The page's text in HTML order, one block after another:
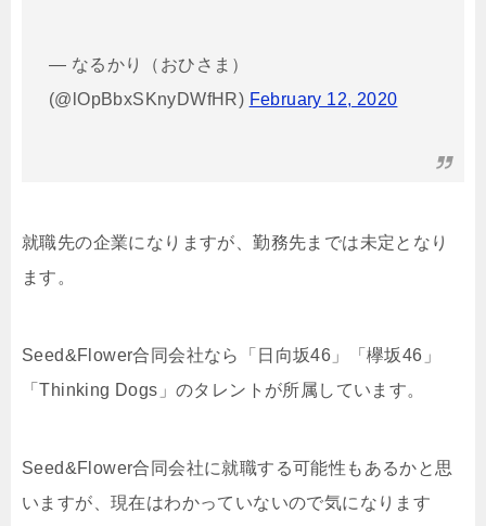
— なるかり（おひさま）
(@lOpBbxSKnyDWfHR) February 12, 2020
就職先の企業になりますが、勤務先までは未定となり
ます。
Seed&Flower合同会社なら「日向坂46」「欅坂46」
「Thinking Dogs」のタレントが所属しています。
Seed&Flower合同会社に就職する可能性もあるかと思
いますが、現在はわかっていないので気になります